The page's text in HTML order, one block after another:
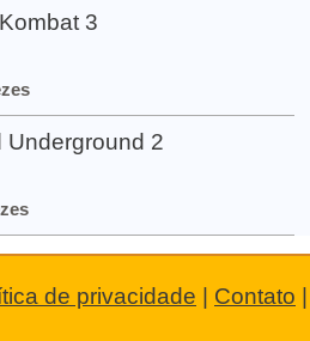
3
Underground 2
de privacidade | Contato |